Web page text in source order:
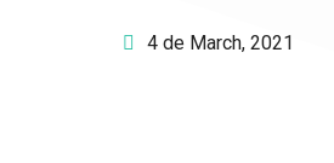
4 de March, 2021